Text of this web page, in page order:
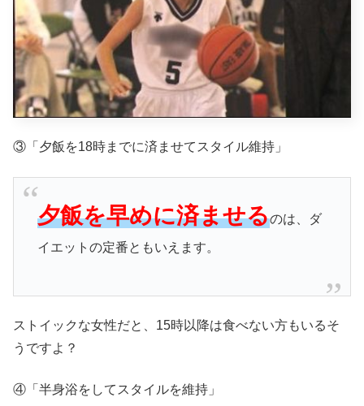
③「夕飯を18時までに済ませてスタイル維持」
夕飯を早めに済ませるのは、ダ
イエットの定番ともいえます。
ストイックな女性だと、15時以降は食べない方もいるそ
うですよ？
④「半身浴をしてスタイルを維持」